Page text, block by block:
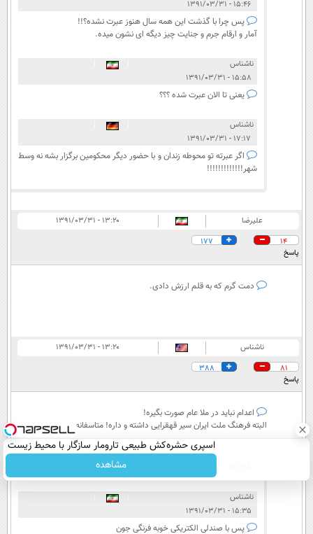
۱۵:۴۶ - ۱۳۹۱/۰۳/۳۱
پس چرا با گذشت این همه سال هنوز عبرت نشده؟!!
آمار و ارقام جرم و جنایت چیز دیگه ای نشون میده.
ناشناس
۱۵:۵۸ - ۱۳۹۱/۰۳/۳۱
یعنی تا الان عبرت شده ؟؟؟
ناشناس
۱۷:۱۷ - ۱۳۹۱/۰۳/۳۱
اگر عبرته تو محوطه زندان و با حضور دیگر محکومین برگزار بشه نه وسط
شهر!!!!!!!!!!!!!
علیرضا
۱۳:۲۰ - ۱۳۹۱/۰۳/۳۱
14
177
پاسخ
دمت گرم که به قلم ارزش دادی.
ناشناس
۱۳:۲۰ - ۱۳۹۱/۰۳/۳۱
81
388
پاسخ
اعدام نباید در ملا عام صورت بگیره!
البته فرهنگ ملت ایران سیر قهقرایی داشته و داره! متاسفانه
ناشناس
۱۵:۳۵ - ۱۳۹۱/۰۳/۳۱
پس با صندلی الکتریکی خوبه فرنگی جون
اسپری حشره‌کش طبیعی تارومار سازگار با محیط زیست
و با محافظت طبیعی
مشاهده